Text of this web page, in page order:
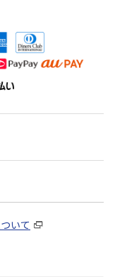
いて